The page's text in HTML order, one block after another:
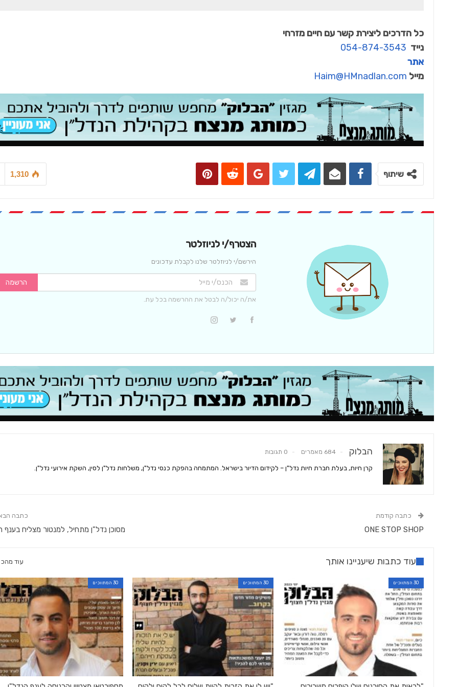
כל הדרכים ליצירת קשר עם חיים מזרחי
נייד 054-874-3543
אתר
מייל Haim@HMnadlan.com
1,310 שיתוף
הצטרף/י לניוזלטר
הירשם/י לניוזלטר שלנו לקבלת עדכונים
הרשמה
את/ה יכול/ה לבטל את ההרשמה בכל עת.
הבלוק 684 מאמרים 0 תגובות
קרן חיות, בעלת חברת חיות נדל"ן – לקידום הדיור בישראל. המתמחה בהפקת כנסי נדל"ן, משלחות נדל"ן לסין, השקת אירועי נדל"ן.
כתבה קודמת
ONE STOP SHOP
כתבה
מסוכן נדל"ן מתחיל, למנטור מצליח בענף
עוד כתבות שיעניינו אותך עוד
30 המתווכים 30 המתווכים 30 המתווכים